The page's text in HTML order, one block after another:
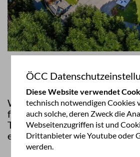
Wir bedanken uns auf diesem
für die zwei schönen
Teil unserer ÖCC-Mitglieder –
einmal viel Freude gemacht!
ÖCC
Diese Website verwendet
technisch notwendigen Cookies
auch solche, deren Zweck die
Webseitenzugriffen ist und
Drittanbieter wie Youtube oder
werden.